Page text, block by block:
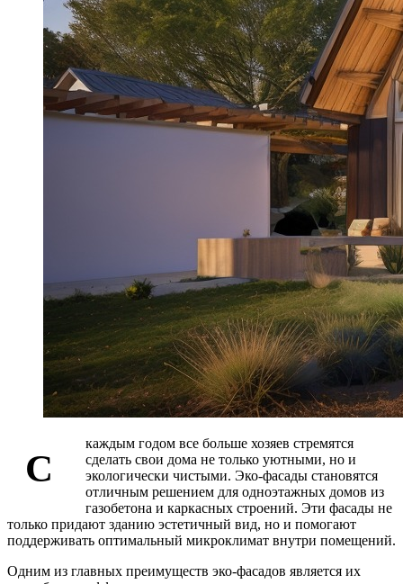
С
каждым годом все больше хозяев стремятся
сделать свои дома не только уютными, но и
экологически чистыми. Эко-фасады становятся
отличным решением для одноэтажных домов из
газобетона и каркасных строений. Эти фасады не
только придают зданию эстетичный вид, но и помогают
поддерживать оптимальный микроклимат внутри помещений.
Одним из главных преимуществ эко-фасадов является их